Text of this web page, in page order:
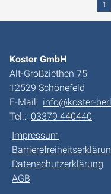
1
Koster GmbH
Alt-Großziethen 75
12529 Schönefeld
E-Mail: info@koster-
Tel.: 03379 440440
Impressum
Datenschutzerklärung
AGB